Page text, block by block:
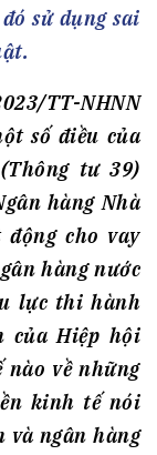
sử dụng sai
TT-NHNN
số điều của
tư 39)
hàng Nhà
cho vay
hàng nước
lực thi hành
của Hiệp hội
nào về những
kinh tế nói
và ngân hàng